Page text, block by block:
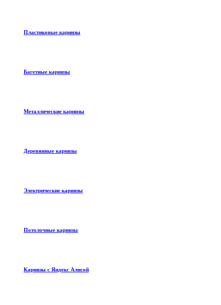
Пластиковые карнизы
Багетные карнизы
Металлические карнизы
Деревянные карнизы
Электрические карнизы
Потолочные карнизы
Карнизы с Яндекс Алисой